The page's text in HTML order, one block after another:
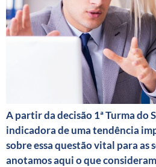
A partir da decisão 1ª Turma do
indicadora de uma tendência
sobre essa questão vital para as
anotamos aqui o que